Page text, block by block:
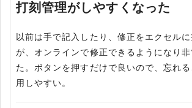
打刻管理がしやすくなった
以前は手で記入したり、修正をエクセル
が、オンラインで修正できるようになり
た。ボタンを押すだけで良いので、忘れる
用しやすい。